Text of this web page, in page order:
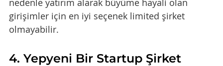
nedenle yatırım alarak büyüme hayali olan
girişimler için en iyi seçenek limited şirket
olmayabilir.
4. Yepyeni Bir Startup Şirket